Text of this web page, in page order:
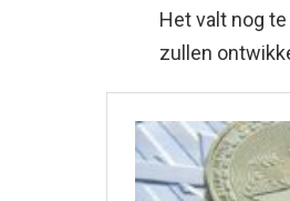
Het valt nog
zullen